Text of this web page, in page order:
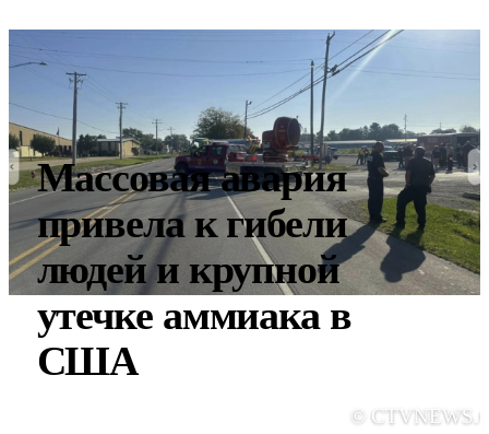
Массовая авария
привела к гибели
людей и крупной
утечке аммиака в
США
©